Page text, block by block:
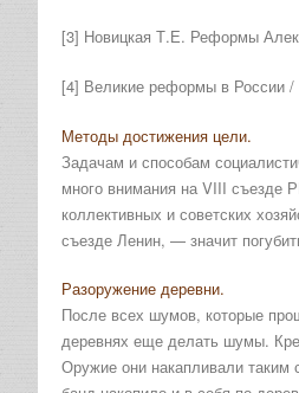
[3] Новицкая Т.Е. Реформы
[4] Великие реформы в
Методы достижения цели.
Задачам и способам
много внимания на VIII съезде
коллективных и советских
съезде Ленин, — значит
Разоружение деревни.
После всех шумов, которые
деревнях еще делать шумы.
Оружие они накапливали таким